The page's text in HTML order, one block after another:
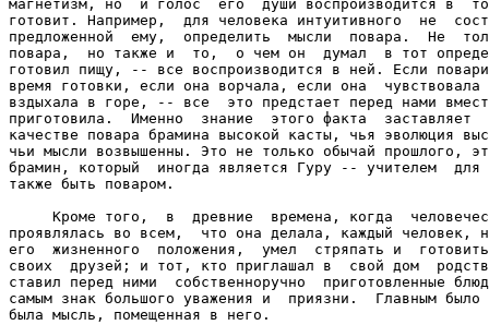
магнетизм, но  и голос  его  души воспроизводится в
готовит. Например,  для человека интуитивного  не
предложенной  ему,  определить  мысли  повара.  Не
повара,  но также и  то,  о чем он  думал  в тот
готовил пищу, -- все воспроизводится в ней. Если
время готовки, если она ворчала, если она  чувствовала
вздыхала в горе, -- все  это предстает перед нами
приготовила.  Именно  знание  этого факта  заставляет
качестве повара брамина высокой касты, чья эволюция
чьи мысли возвышенны. Это не только обычай прошлого,
брамин, который  иногда является Гуру -- учителем
также быть поваром.
Кроме того,  в  древние  времена, когда
проявлялась во всем,  что она делала, каждый человек,
его  жизненного  положения,  умел  стряпать и
своих  друзей; и тот, кто приглашал в  свой дом
ставил перед ними  собственноручно  приготовленные
самым знак большого уважения и  приязни.  Главным
была мысль, помещенная в него.